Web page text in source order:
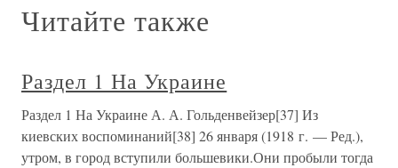
Читайте также
Раздел 1 На Украине
Раздел 1 На Украине А. А. Гольденвейзер[37] Из
киевских воспоминаний[38] 26 января (1918 г. — Ред.),
утром, в город вступили большевики.Они пробыли тогда